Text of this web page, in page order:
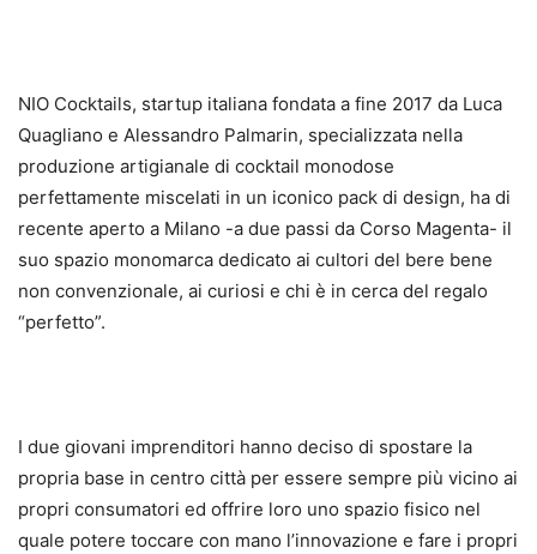
NIO Cocktails, startup italiana fondata a fine 2017 da Luca
Quagliano e Alessandro Palmarin, specializzata nella
produzione artigianale di cocktail monodose
perfettamente miscelati in un iconico pack di design, ha di
recente aperto a Milano -a due passi da Corso Magenta- il
suo spazio monomarca dedicato ai cultori del bere bene
non convenzionale, ai curiosi e chi è in cerca del regalo
“perfetto”.
I due giovani imprenditori hanno deciso di spostare la
propria base in centro città per essere sempre più vicino ai
propri consumatori ed offrire loro uno spazio fisico nel
quale potere toccare con mano l’innovazione e fare i propri